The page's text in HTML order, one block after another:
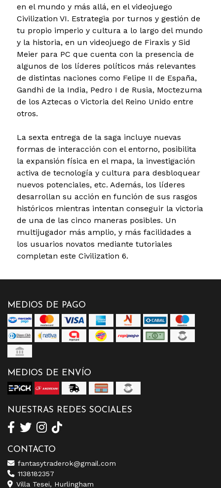
en el mundo y más allá, en el videojuego
Civilization VI. Estrategia por turnos y gestión de
tu propio imperio y cultura a lo largo del mundo
y la historia, en un videojuego de Firaxis y Sid
Meier para PC que cuenta con la presencia de
algunos de los líderes políticos más relevantes
de distintas naciones como Felipe II de España,
Gandhi de la India, Pedro I de Rusia, Moctezuma
de los Aztecas o Victoria del Reino Unido entre
otros.
La sexta entrega de la saga incluye nuevas
formas de interacción con el entorno, posibilita
la expansión física en el mapa, la investigación
activa de tecnología y cultura para desbloquear
nuevos potenciales, etc. Además, los líderes
desarrollan su acción en función de sus rasgos
históricos mientras intentan conseguir la victoria
de una de las cinco maneras posibles. Un
multijugador más amplio, y más facilidades a
los usuarios novatos mediante tutoriales
completan este Civilization 6.
MEDIOS DE PAGO
MEDIOS DE ENVÍO
NUESTRAS REDES SOCIALES
CONTACTO
fantasytraderok@gmail.com
1138182357
Villa Tesei, Hurlingham